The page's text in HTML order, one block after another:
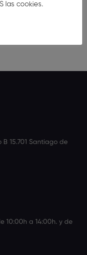
B 15.701 Santiago de
10:00h a 14:00h. y de
las cookies.